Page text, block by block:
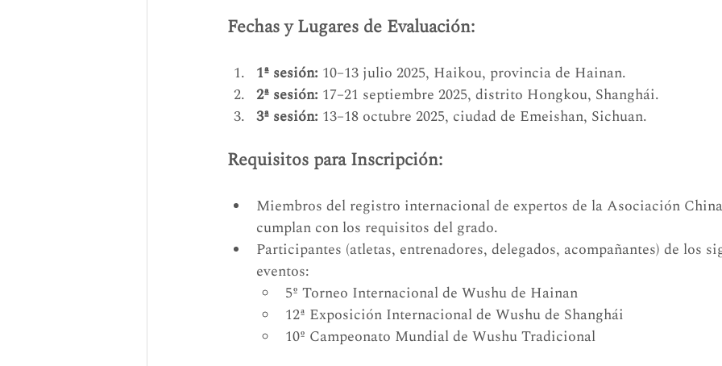
Fechas y Lugares de Evaluación:
1ª sesión: 10–13 julio 2025, Haikou, provincia de Hainan.
2ª sesión: 17–21 septiembre 2025, distrito Hongkou, Shanghái.
3ª sesión: 13–18 octubre 2025, ciudad de Emeishan, Sichuan.
Requisitos para Inscripción:
Miembros del registro internacional de expertos de la Asociación
cumplan con los requisitos del grado.
Participantes (atletas, entrenadores, delegados, acompañantes) de los
eventos:
5º Torneo Internacional de Wushu de Hainan
12ª Exposición Internacional de Wushu de Shanghái
10º Campeonato Mundial de Wushu Tradicional